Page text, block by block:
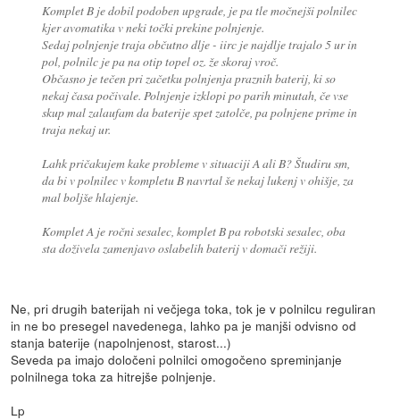
Komplet B je dobil podoben upgrade, je pa tle močnejši polnilec
kjer avomatika v neki točki prekine polnjenje.
Sedaj polnjenje traja občutno dlje - iirc je najdlje trajalo 5 ur in
pol, polnilc je pa na otip topel oz. že skoraj vroč.
Občasno je tečen pri začetku polnjenja praznih baterij, ki so
nekaj časa počivale. Polnjenje izklopi po parih minutah, če vse
skup mal zalaufam da baterije spet zatolče, pa polnjene prime in
traja nekaj ur.
Lahk pričakujem kake probleme v situaciji A ali B? Študiru sm,
da bi v polnilec v kompletu B navrtal še nekaj lukenj v ohišje, za
mal boljše hlajenje.
Komplet A je ročni sesalec, komplet B pa robotski sesalec, oba
sta doživela zamenjavo oslabelih baterij v domači režiji.
Ne, pri drugih baterijah ni večjega toka, tok je v polnilcu reguliran
in ne bo presegel navedenega, lahko pa je manjši odvisno od
stanja baterije (napolnjenost, starost...)
Seveda pa imajo določeni polnilci omogočeno spreminjanje
polnilnega toka za hitrejše polnjenje.
Lp